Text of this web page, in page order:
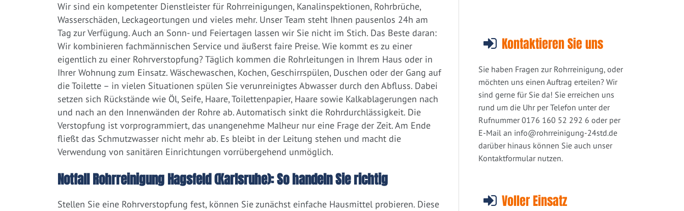
Kontaktieren Sie uns
Sie haben Fragen zur Rohrreinigung, oder
möchten uns einen Auftrag erteilen? Wir
sind gerne für Sie da! Sie erreichen uns
rund um die Uhr per Telefon unter der
Rufnummer 0176 160 52 292 6 oder per
E-Mail an info@rohrreinigung-24std.de
darüber hinaus können Sie auch unser
Kontaktformular nutzen.
Wir sind ein kompetenter Dienstleister für Rohrreinigungen, Kanalinspektionen, Rohrbrüche,
Wasserschäden, Leckageortungen und vieles mehr. Unser Team steht Ihnen pausenlos 24h am
Tag zur Verfügung. Auch an Sonn- und Feiertagen lassen wir Sie nicht im Stich. Das Beste daran:
Wir kombinieren fachmännischen Service und äußerst faire Preise. Wie kommt es zu einer
eigentlich zu einer Rohrverstopfung? Täglich kommen die Rohrleitungen in Ihrem Haus oder in
Ihrer Wohnung zum Einsatz. Wäschewaschen, Kochen, Geschirrspülen, Duschen oder der Gang auf
die Toilette – in vielen Situationen spülen Sie verunreinigtes Abwasser durch den Abfluss. Dabei
setzen sich Rückstände wie Öl, Seife, Haare, Toilettenpapier, Haare sowie Kalkablagerungen nach
und nach an den Innenwänden der Rohre ab. Automatisch sinkt die Rohrdurchlässigkeit. Die
Verstopfung ist vorprogrammiert, das unangenehme Malheur nur eine Frage der Zeit. Am Ende
fließt das Schmutzwasser nicht mehr ab. Es bleibt in der Leitung stehen und macht die
Verwendung von sanitären Einrichtungen vorrübergehend unmöglich.
Notfall Rohrreinigung Hagsfeld (Karlsruhe): So handeln Sie richtig
Stellen Sie eine Rohrverstopfung fest, können Sie zunächst einfache Hausmittel probieren. Diese
Voller Einsatz